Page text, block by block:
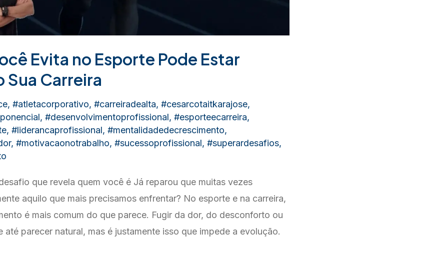
Evita no Esporte Pode Estar
Sua Carreira
, #atletacorporativo, #carreiradealta, #cesarcotaitkarajose,
, #desenvolvimentoprofissional, #esporteecarreira,
, #liderancaprofissional, #mentalidadedecrescimento,
, #motivacaonotrabalho, #sucessoprofissional, #superardesafios,
que revela quem você é Já reparou que muitas vezes
aquilo que mais precisamos enfrentar? No esporte e na carreira,
é mais comum do que parece. Fugir da dor, do desconforto ou
até parecer natural, mas é justamente isso que impede a evolução.